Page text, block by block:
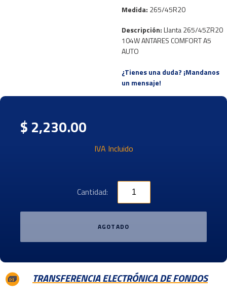
Medida: 265/45R20
Descripción:Llanta 265/45ZR20
104W ANTARES COMFORT A5
AUTO
¿Tienes una duda? ¡Mandanos
un mensaje!
$ 2,230.00
IVA Incluido
Cantidad:
AGOTADO
TRANSFERENCIA ELECTRÓNICA DE FONDOS